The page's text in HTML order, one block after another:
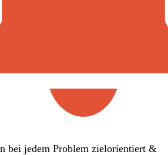
bei jedem Problem zielorientiert &